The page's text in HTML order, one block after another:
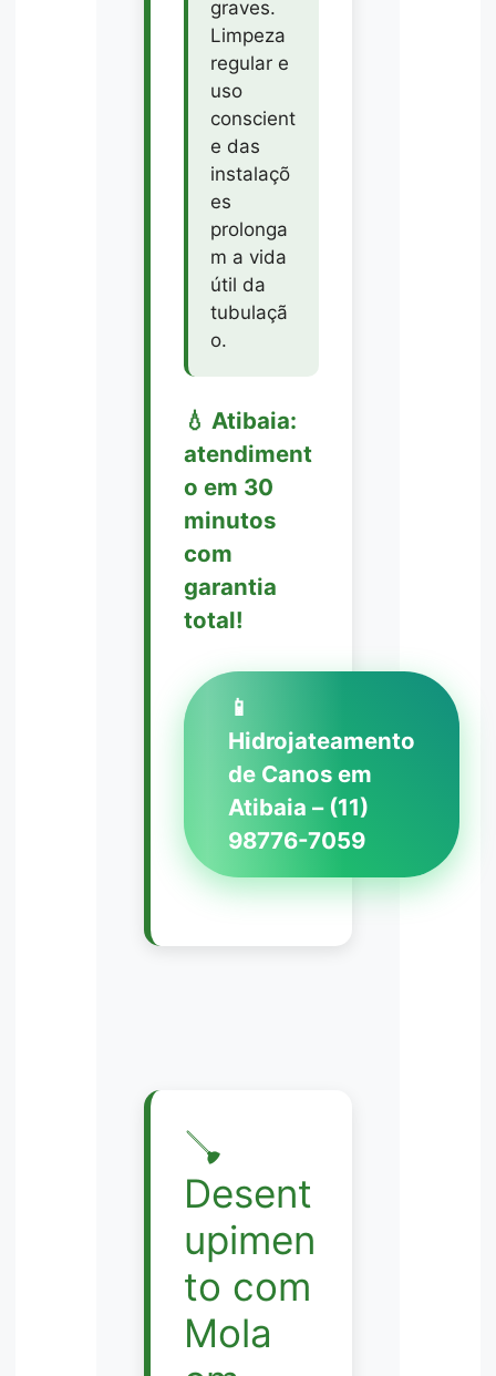
graves.
Limpeza
regular e
uso
conscient
e das
instalaçõ
es
prolonga
m a vida
útil da
tubulaçã
o.
💧 Atibaia:
atendiment
o em 30
minutos
com
garantia
total!
📱
Hidrojateamento
de Canos em
Atibaia – (11)
98776-7059
🪠
Desent
upimen
to com
Mola